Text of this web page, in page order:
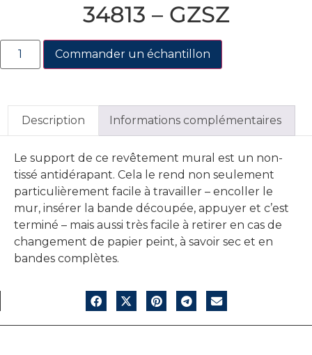
34813 – GZSZ
Commander un échantillon
Description Informations complémentaires
Le support de ce revêtement mural est un non-
tissé antidérapant. Cela le rend non seulement
particulièrement facile à travailler – encoller le
mur, insérer la bande découpée, appuyer et c’est
terminé – mais aussi très facile à retirer en cas de
changement de papier peint, à savoir sec et en
bandes complètes.